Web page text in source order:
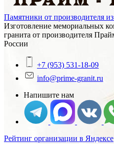
Памятники от производителя
Изготовление мемориальных
гранита от производителя
России
+7 (953) 531-18-09
info@prime-granit.ru
Напишите нам
Рейтинг организации в Яндексе